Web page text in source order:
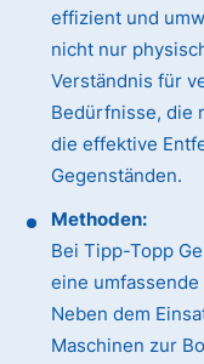
effizient und
nicht nur
Verständnis für
Bedürfnisse, die
die effektive
Gegenständen.
Methoden:
Bei Tipp-Topp
eine
Neben dem
Maschinen zur